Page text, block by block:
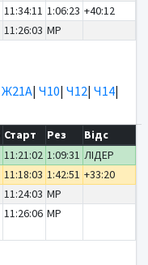
11:34:11 1:06:23 +40:12
11:26:03 MP
Ж21А| Ч10| Ч12| Ч14|
Старт Рез
Відс
11:21:02 1:09:31 ЛІДЕР
11:18:03 1:42:51 +33:20
11:24:03 MP
11:26:06 MP